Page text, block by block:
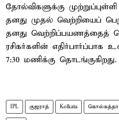
தோல்விகளுக்கு
தனது முதல் வெற்றியைப்
தனது வெற்றிப்பயணத்தைத்
ரசிகர்களின் எதிர்பார்ப்பாக
7:30 மணிக்கு தொடங்குகிறது.
IPL குஜராத் Kolkata கொல்கத்தா